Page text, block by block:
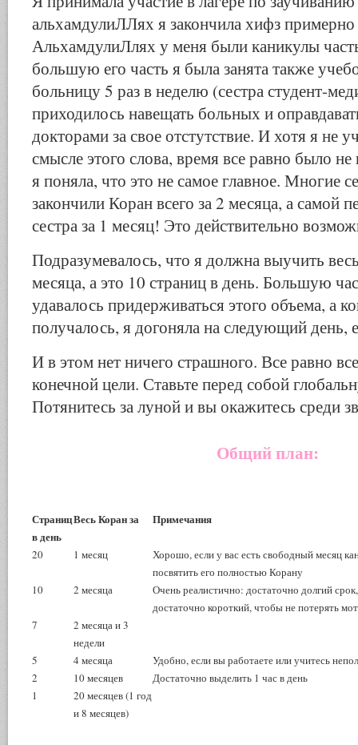
альхамдулиЛЛях я закончила хифз примерно
АльхамдулиЛлях у меня были каникулы
большую его часть я была занята также
больницу 5 раз в неделю (сестра студент-
приходилось навещать больных и
докторами за свое отстутствие. И хотя я не
смысле этого слова, время все равно было
я поняла, что это не самое главное. Многие
закончили Коран всего за 2 месяца, а самой
сестра за 1 месяц! Это действительно
Подразумевалось, что я должна выучить
месяца, а это 10 страниц в день. Большую
удавалось придерживаться этого объема, а
получалось, я догоняла на следующий день,
И в этом нет ничего страшного. Все равно
конечной цели. Ставьте перед собой
Потянитесь за луной и вы окажитесь среди
Общий план:
Страниц
в день
Весь Коран за Примечания
20 1 месяц
Хорошо, если у вас есть свободный месяц
посвятить его полностью Корану
10
2 месяца
Очень реалистично: достаточно долгий
достаточно короткий, чтобы не потерять
7
2 месяца и 3
недели
5
4 месяца
Удобно, если вы работаете или учитесь
2
10 месяцев
Достаточно выделить 1 час в день
1
20 месяцев (1 год
и 8 месяцев)